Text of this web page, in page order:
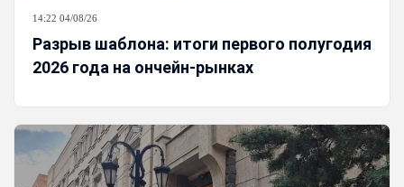
14:22 04/08/26
Разрыв шаблона: итоги первого полугодия
2026 года на ончейн-рынках